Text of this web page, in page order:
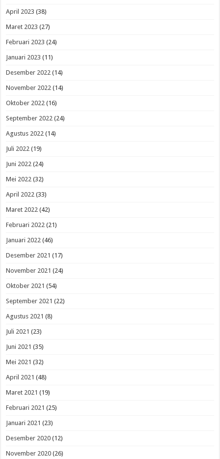
April 2023 (38)
Maret 2023 (27)
Februari 2023 (24)
Januari 2023 (11)
Desember 2022 (14)
November 2022 (14)
Oktober 2022 (16)
September 2022 (24)
Agustus 2022 (14)
Juli 2022 (19)
Juni 2022 (24)
Mei 2022 (32)
April 2022 (33)
Maret 2022 (42)
Februari 2022 (21)
Januari 2022 (46)
Desember 2021 (17)
November 2021 (24)
Oktober 2021 (54)
September 2021 (22)
Agustus 2021 (8)
Juli 2021 (23)
Juni 2021 (35)
Mei 2021 (32)
April 2021 (48)
Maret 2021 (19)
Februari 2021 (25)
Januari 2021 (23)
Desember 2020 (12)
November 2020 (26)